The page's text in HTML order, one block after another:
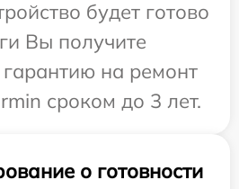
будет готово
Вы получите
на ремонт
сроком до 3 лет.
о готовности